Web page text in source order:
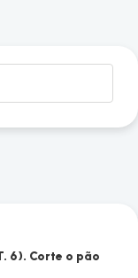
6). Corte o pão